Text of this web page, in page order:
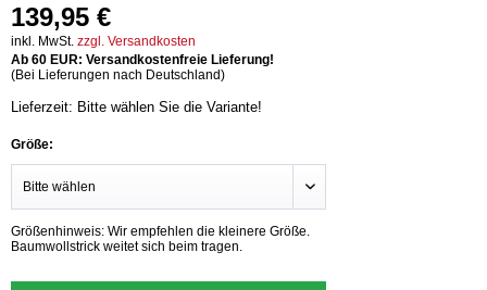
139,95 €
inkl. MwSt. zzgl. Versandkosten
Ab 60 EUR: Versandkostenfreie Lieferung!
(Bei Lieferungen nach Deutschland)
Lieferzeit: Bitte wählen Sie die Variante!
Größe:
Größenhinweis: Wir empfehlen die kleinere Größe.
Baumwollstrick weitet sich beim tragen.